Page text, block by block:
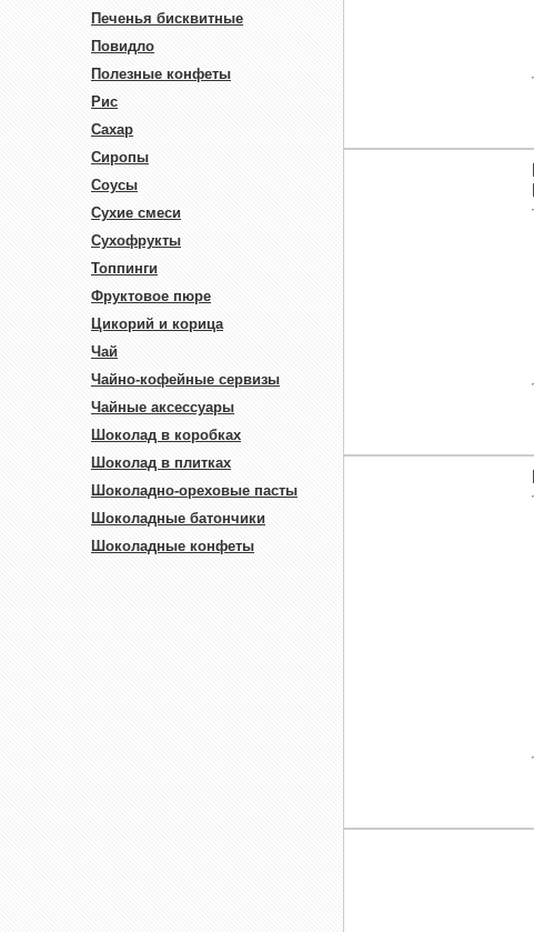
Печенья бисквитные
Повидло
Полезные конфеты
Рис
Сахар
Сиропы
Соусы
Сухие смеси
Сухофрукты
Топпинги
Фруктовое пюре
Цикорий и корица
Чай
Чайно-кофейные сервизы
Чайные аксессуары
Шоколад в коробках
Шоколад в плитках
Шоколадно-ореховые пасты
Шоколадные батончики
Шоколадные конфеты